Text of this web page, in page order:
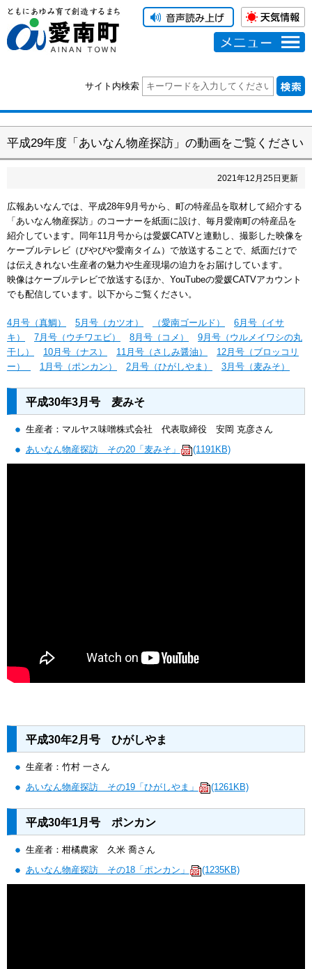
メニュー
サイト内検索
平成29年度「あいなん物産探訪」の動画をご覧ください
2021年12 月 25日更新
広報あいなんでは、平成28年9月号から、町の特産品を取材して紹介する
「あいなん物産探訪」のコーナーを紙面に設け、毎月愛南町の特産品を
紹介しています。同年11月号からは愛媛CATVと連動し、撮影した映像を
ケーブルテレビ（びやびや愛南タイム）で放送することで、紙面だけで
は伝えきれない生産者の魅力や生産現場の迫力をお届けしています。
映像はケーブルテレビで放送するほか、YouTubeの愛媛CATVアカウント
でも配信しています。以下からご覧ください。
4月号（真鯛） 5月号（カツオ） （愛南ゴールド）
6月号（イサ
キ）
7月号（ウチワエビ） 8月号（コメ）
9月号（ウルメイワシの丸
干し）
10月号（ナス） 11月号（さしみ醤油）
12月号（ブロッコリ
ー）
1月号（ポンカン） 2月号（ひがしやま） 3月号（麦みそ）
平成30年3月号 麦みそ
生産者：マルヤス味噌株式会社 代表取締役 安岡 克彦さん
あいなん物産探訪 その20「麦みそ」
(1191KB)
平成30年2月号 ひがしやま
生産者：竹村 一さん
あいなん物産探訪 その19「ひがしやま」
(1261KB)
平成30年1月号 ポンカン
生産者：柑橘農家 久米 喬さん
あいなん物産探訪 その18「ポンカン」
(1235KB)